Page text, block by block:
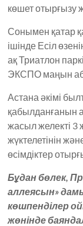
көшет отырғызу
Сонымен қатар
ішінде Есіл
ақ Триатлон
ЭКСПО маңын
Астана әкімі
қабылданғанын
жасыл желекті 3
жүктелетінін
өсімдіктер
Бұдан бөлек,
аллеясын»
көшпенділер
жөнінде